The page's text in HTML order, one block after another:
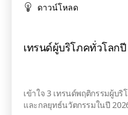
ดาวน์โหลด
เทรนด์ผู้บริโภคทั่วโลกปี
เข้าใจ 3 เทรนด์พฤติกรรมผู้บ
และกลยุทธ์นวัตกรรมในปี